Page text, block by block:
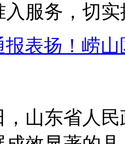
入服务，切
表扬！崂
东省人民